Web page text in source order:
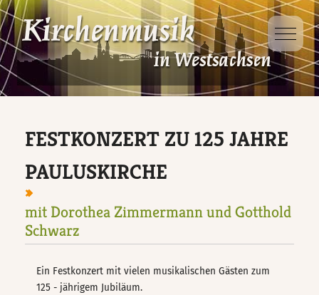
Mobile
FESTKONZERT ZU 125 JAHRE
PAULUSKIRCHE
mit Dorothea Zimmermann und Gotthold
Schwarz
Ein Festkonzert mit vielen musikalischen Gästen zum
125 - jährigem Jubiläum.
Dabei sein
Veranstaltungen
Veranstaltungsorte
Projekte
Kinder- und
Singt Schütz!
Taizé – Fahrt
Ausbildung
D-Kirchenmusikausbildung
D-Kurs für Chorleitung